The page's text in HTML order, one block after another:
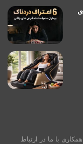
با ما در ارتباط